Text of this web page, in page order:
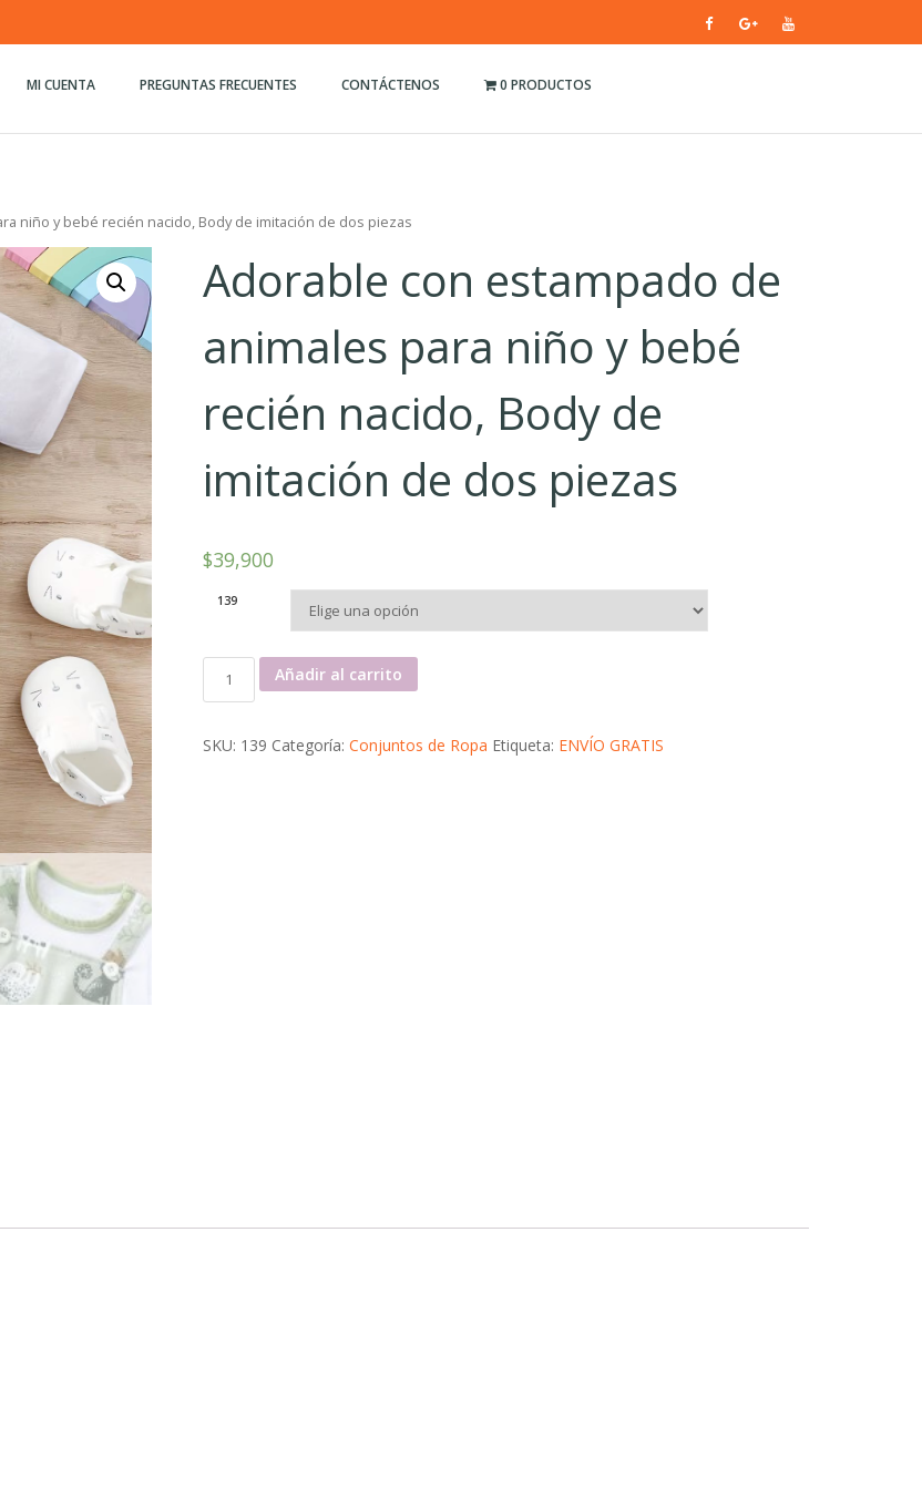
MI CUENTA PREGUNTAS FRECUENTES CONTÁCTENOS 0 PRODUCTOS
niño y bebé recién nacido, Body de imitación de dos piezas
Adorable con estampado de
animales para niño y bebé
recién nacido, Body de
imitación de dos piezas
$39,900
139
Adorable con estampado de animales para niño y bebé recién nacido, Body de imitación de
Añadir al carrito
SKU: 139 Categoría: Conjuntos de Ropa Etiqueta: ENVÍO GRATIS